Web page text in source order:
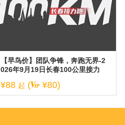
【早鸟价】团队争锋，奔跑无界-2
026年9月19日长春100公里接力
¥88 起 ( ¥80)